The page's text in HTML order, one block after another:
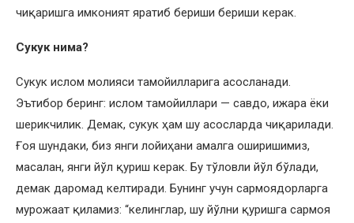
чиқаришга имконият яратиб бериши бериши керак.
Сукук нима?
Сукук ислом молияси тамойилларига асосланади.
Эътибор беринг: ислом тамойиллари — савдо, ижара ёки
шерикчилик. Демак, сукук ҳам шу асосларда чиқарилади.
Ғоя шундаки, биз янги лойиҳани амалга оширишимиз,
масалан, янги йўл қуриш керак. Бу тўловли йўл бўлади,
демак даромад келтиради. Бунинг учун сармоядорларга
мурожаат қиламиз: “келинглар, шу йўлни қуришга сармоя